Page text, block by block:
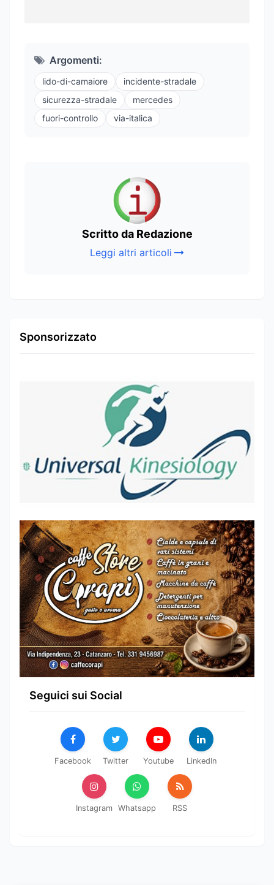
Argomenti:
lido-di-camaiore
incidente-stradale
sicurezza-stradale
mercedes
fuori-controllo
via-italica
Scritto da Redazione
Leggi altri articoli
Sponsorizzato
Seguici sui Social
Facebook Twitter Youtube LinkedIn
Instagram Whatsapp RSS